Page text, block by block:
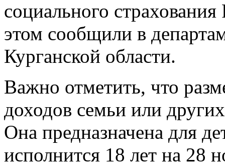
социального
этом сообщили в
Курганской области.
Важно отметить, что
доходов семьи или
Она предназначена для
исполнится 18 лет на 28